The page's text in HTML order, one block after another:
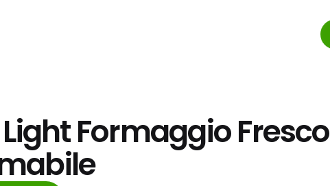
Formaggio Fresco